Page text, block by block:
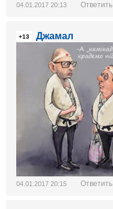
04.01.2017 20:13 Ответить
+13 Джамал
04.01.2017 20:15 Ответить